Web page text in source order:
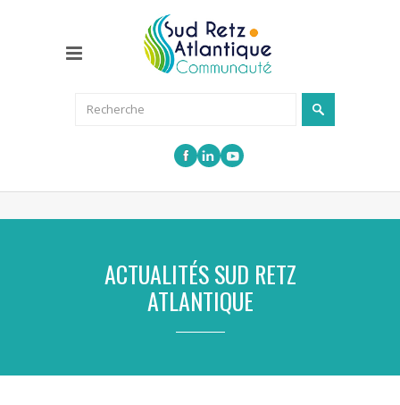
ACTUALITÉS SUD RETZ
ATLANTIQUE